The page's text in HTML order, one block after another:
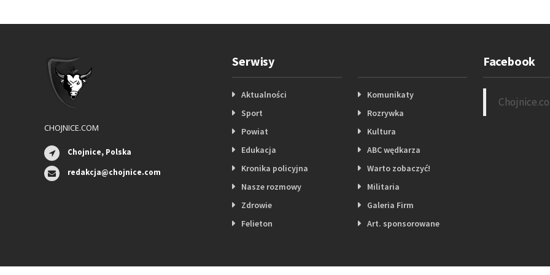
CHOJNICE.COM
Chojnice, Polska
redakcja@chojnice.com
Serwisy
Aktualności
Sport
Powiat
Edukacja
Kronika policyjna
Nasze rozmowy
Zdrowie
Felieton
Komunikaty
Rozrywka
Kultura
ABC wędkarza
Warto zobaczyć!
Militaria
Galeria Firm
Art. sponsorowane
Facebook